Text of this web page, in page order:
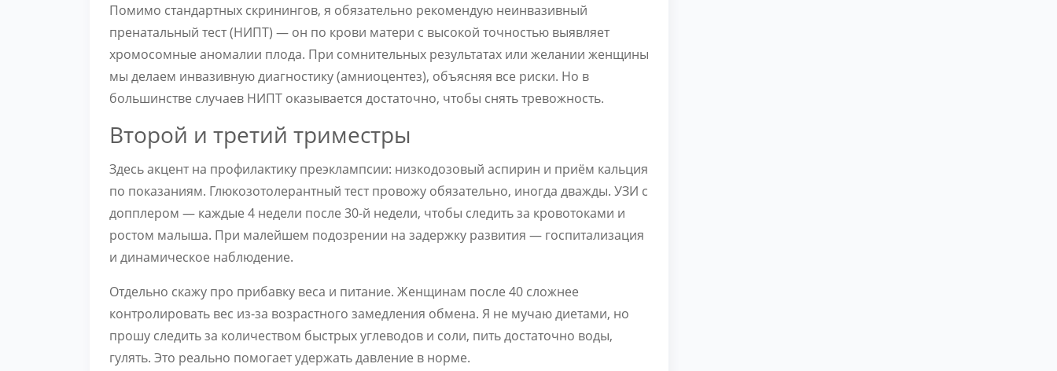
Помимо стандартных скринингов, я обязательно рекомендую неинвазивный
пренатальный тест (НИПТ) — он по крови матери с высокой точностью выявляет
хромосомные аномалии плода. При сомнительных результатах или желании женщины
мы делаем инвазивную диагностику (амниоцентез), объясняя все риски. Но в
большинстве случаев НИПТ оказывается достаточно, чтобы снять тревожность.
Второй и третий триместры
Здесь акцент на профилактику преэклампсии: низкодозовый аспирин и приём кальция
по показаниям. Глюкозотолерантный тест провожу обязательно, иногда дважды. УЗИ с
допплером — каждые 4 недели после 30-й недели, чтобы следить за кровотоками и
ростом малыша. При малейшем подозрении на задержку развития — госпитализация
и динамическое наблюдение.
Отдельно скажу про прибавку веса и питание. Женщинам после 40 сложнее
контролировать вес из-за возрастного замедления обмена. Я не мучаю диетами, но
прошу следить за количеством быстрых углеводов и соли, пить достаточно воды,
гулять. Это реально помогает удержать давление в норме.